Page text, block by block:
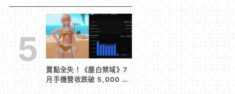
建築用方塊家族迎來新成員
混凝土階梯&半磚震撼登
場！
5
賣點全失！《塵白禁域》7
月手機營收跌破 5,000 美
元 停服整改後玩家大量流